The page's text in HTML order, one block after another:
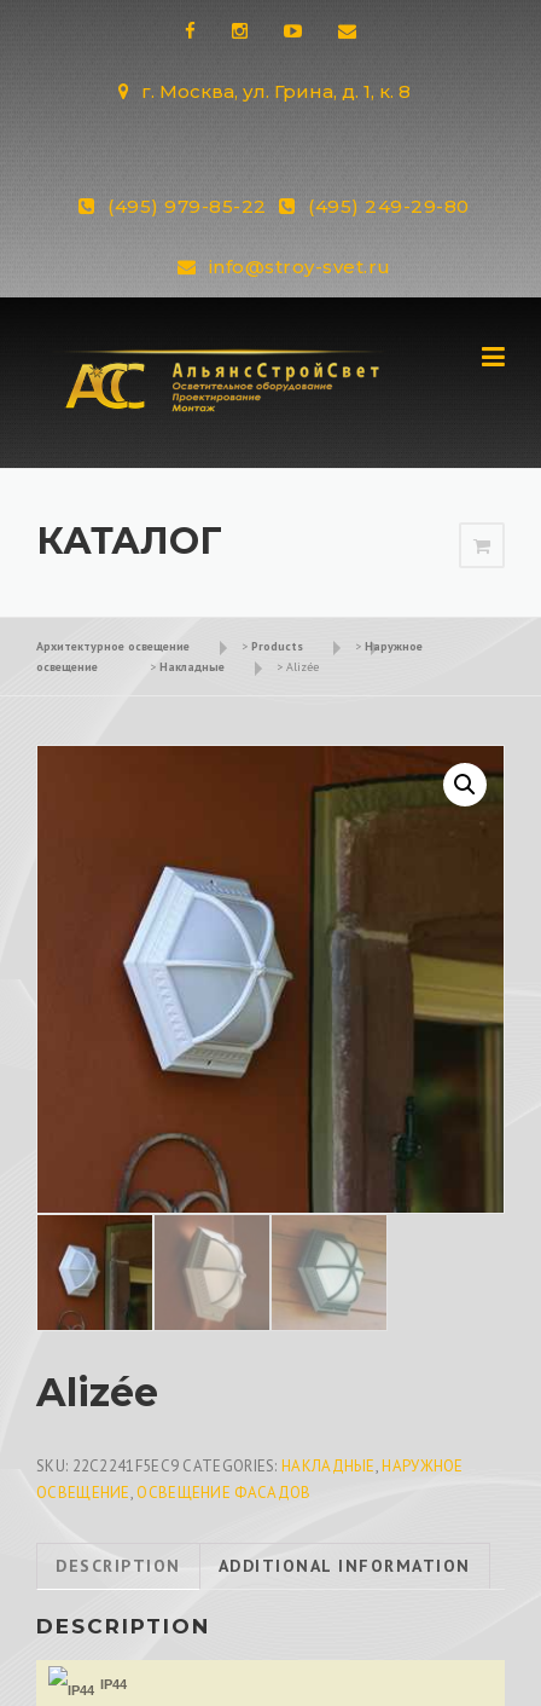
г. Москва, ул. Грина, д. 1, к. 8
(495) 979-85-22 (495) 249-29-80
info@stroy-svet.ru
КАТАЛОГ
Архитектурное освещение > Products > Наружное
освещение
> Накладные > Alizée
Alizée
SKU: 22C2241F5EC9 CATEGORIES:НАКЛАДНЫЕ,НАРУЖНОЕ
ОСВЕЩЕНИЕ, ОСВЕЩЕНИЕ ФАСАДОВ
DESCRIPTION ADDITIONAL INFORMATION
DESCRIPTION
IP44